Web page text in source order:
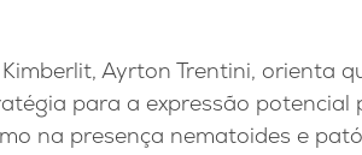
Ayrton Trentini, orienta
para a expressão potencial
na presença nematoides e